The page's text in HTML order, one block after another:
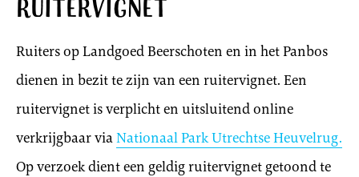
Ruitervignet
Ruiters op Landgoed Beerschoten en in het Panbos
dienen in bezit te zijn van een ruitervignet. Een
ruitervignet is verplicht en uitsluitend online
verkrijgbaar viaNationaal Park Utrechtse Heuvelrug.
Op verzoek dient een geldig ruitervignet getoond te